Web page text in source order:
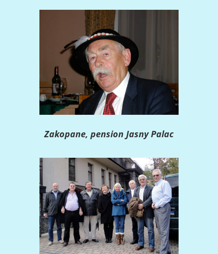
Zakopane, pension Jasny Palac